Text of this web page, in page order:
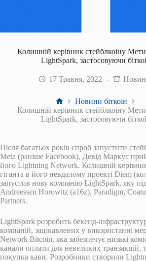
Колишній керівник стейблкоіну ​​Мети
LightSpark, застосовуючи
17 Травня, 2022
Головна
Новини біткоін
Колишній керівник стейблкоіну ​​Мети
LightSpark, застосовуючи
Після багатьох років спроб запустити
Meta (раніше Facebook), Девід Маркус
його Lightning Network. Колишній
гіганта в його невдалому проекті Diem
запустив нову компанію LightSpark, яку
Andreessen Horowitz (a16z), Paradigm,
Partners.
LightSpark розробить бекенд-
компаній, зацікавлених у використанні
Network Bitcoin, яка забезпечує низькі
канали оплати для невеликих транзакцій,
покупка кави. Розробники створили